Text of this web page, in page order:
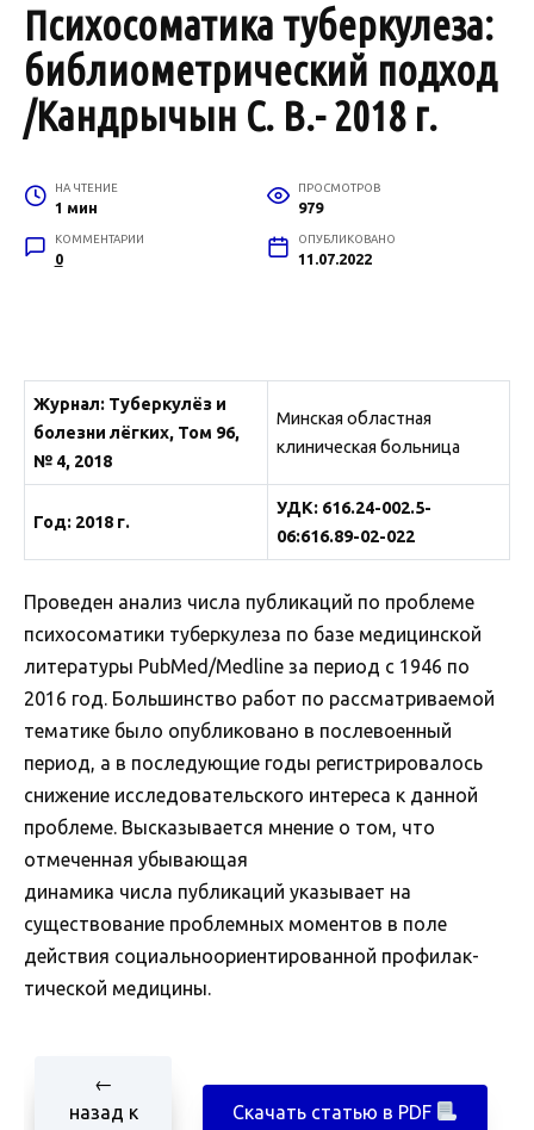
Психосоматика туберкулеза:
библиометрический подход
/Кандрычын С. В.- 2018 г.
НА ЧТЕНИЕ
1 мин
ПРОСМОТРОВ
979
КОММЕНТАРИИ
0
ОПУБЛИКОВАНО
11.07.2022
Журнал: Туберкулёз и
болезни лёгких, Том 96,
№ 4, 2018
Минская областная
клиническая больница
Год: 2018 г.
УДК: 616.24-002.5-
06:616.89-02-022
Проведен анализ числа публикаций по проблеме
психосоматики туберкулеза по базе медицинской
литературы PubMed/Medline за период с 1946 по
2016 год. Большинство работ по рассматриваемой
тематике было опубликовано в послевоенный
период, а в последующие годы регистрировалось
снижение исследовательского интереса к данной
проблеме. Высказывается мнение о том, что
отмеченная убывающая
динамика числа публикаций указывает на
существование проблемных моментов в поле
действия социальноориентированной профилак­
тической медицины.
←
назад к
Скачать статью в PDF